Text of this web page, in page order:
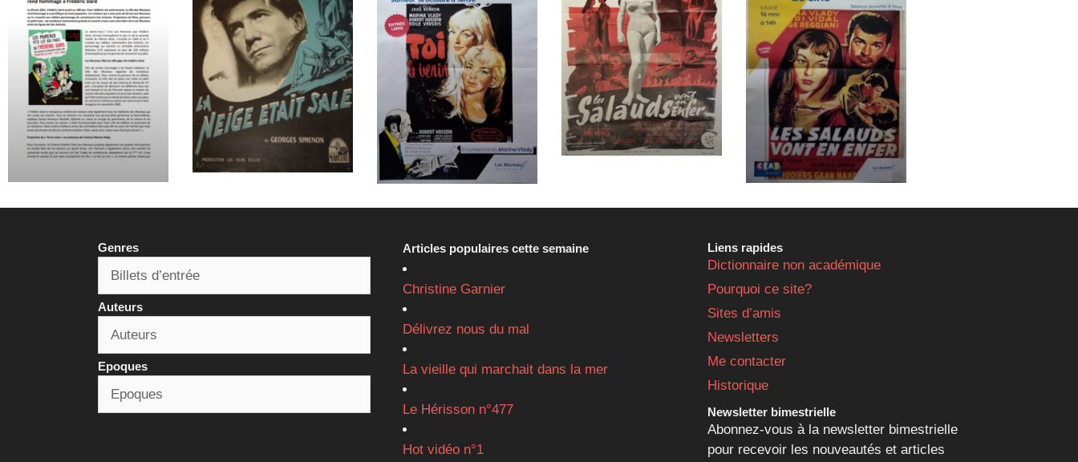
Genres
Auteurs
Epoques
Articles populaires cette semaine
Christine Garnier
Délivrez nous du mal
La vieille qui marchait dans la mer
Le Hérisson n°477
Hot vidéo n°1
Liens rapides
Dictionnaire non académique
Pourquoi ce site?
Sites d’amis
Newsletters
Me contacter
Historique
Newsletter bimestrielle
Abonnez-vous à la newsletter bimestrielle
pour recevoir les nouveautés et articles